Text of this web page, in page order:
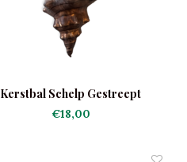
Kerstbal Schelp Gestreept
€18,00